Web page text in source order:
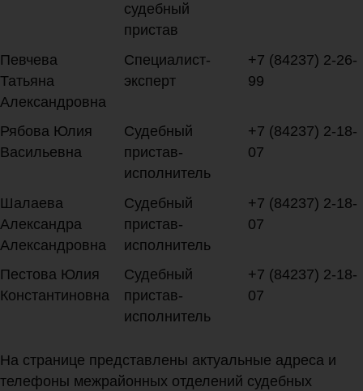
судебный
пристав
Певчева
Татьяна
Александровна
Специалист-
эксперт
+7 (84237) 2-26-
99
Рябова Юлия
Васильевна
Судебный
пристав-
исполнитель
+7 (84237) 2-18-
07
Шалаева
Александра
Александровна
Судебный
пристав-
исполнитель
+7 (84237) 2-18-
07
Пестова Юлия
Константиновна
Судебный
пристав-
исполнитель
+7 (84237) 2-18-
07
На странице представлены актуальные адреса и
телефоны межрайонных отделений судебных